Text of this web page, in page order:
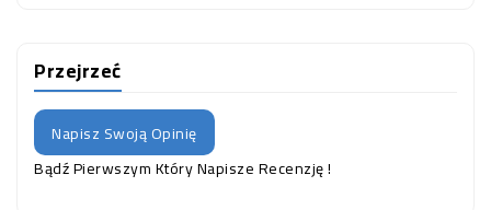
Przejrzeć
Napisz Swoją Opinię
Bądź Pierwszym Który Napisze Recenzję !